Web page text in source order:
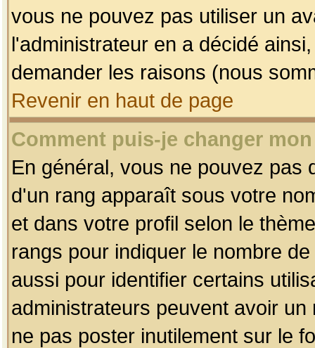
vous ne pouvez pas utiliser un
l'administrateur en a décidé
demander les raisons (nous
Revenir en haut de page
Comment puis-je changer
En général, vous ne pouvez pas
d'un rang apparaît sous votre
et dans votre profil selon le
rangs pour indiquer le nombre
aussi pour identifier certains
administrateurs peuvent avoir
ne pas poster inutilement sur le